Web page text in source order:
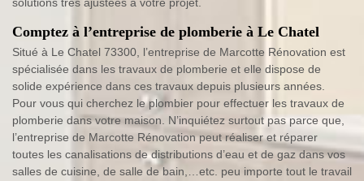
Comptez à l’entreprise de plomberie à Le Chatel
Situé à Le Chatel 73300, l’entreprise de Marcotte Rénovation est
spécialisée dans les travaux de plomberie et elle dispose de
solide expérience dans ces travaux depuis plusieurs années.
Pour vous qui cherchez le plombier pour effectuer les travaux de
plomberie dans votre maison. N’inquiétez surtout pas parce que,
l’entreprise de Marcotte Rénovation peut réaliser et réparer
toutes les canalisations de distributions d’eau et de gaz dans vos
salles de cuisine, de salle de bain,…etc. peu importe tout le travail